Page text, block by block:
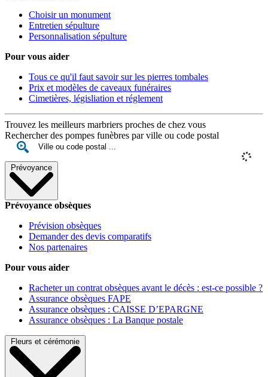
Choisir un monument
Entretien sépulture
Personnalisation sépulture
Pour vous aider
Tous ce qu'il faut savoir sur les pierres tombales
Prix et modèles de caveaux funéraires
Cimetières, législiation et réglement
Trouvez les meilleurs marbriers proches de chez vous
Rechercher des pompes funèbres par ville ou code postal
Prévoyance
Prévoyance obsèques
Prévision obsèques
Demander des devis comparatifs
Nos partenaires
Pour vous aider
Racheter un contrat obsèques avant le décès : est-ce possible ?
Assurance obsèques FAPE
Assurance obsèques : CAISSE D’EPARGNE
Assurance obsèques : La Banque postale
Fleurs et cérémonie